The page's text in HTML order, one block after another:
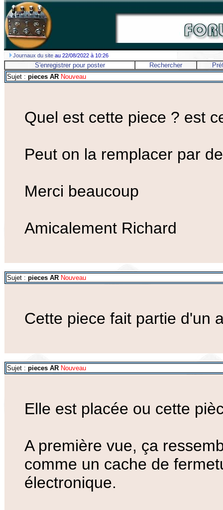
Journaux du site au 22/08/2022 à 10:26
S'enregistrer pour poster Rechercher
Sujet : pieces AR Nouveau
Quel est cette piece ? est
Peut on la remplacer par
Merci beaucoup
Amicalement Richard
Sujet : pieces AR Nouveau
Cette piece fait partie d'un
Sujet : pieces AR Nouveau
Elle est placée ou cette
A première vue, ça
comme un cache de
électronique.